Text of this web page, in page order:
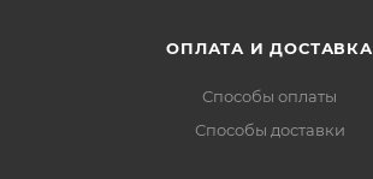
ОПЛАТА И ДОСТАВКА
Способы оплаты
Способы доставки